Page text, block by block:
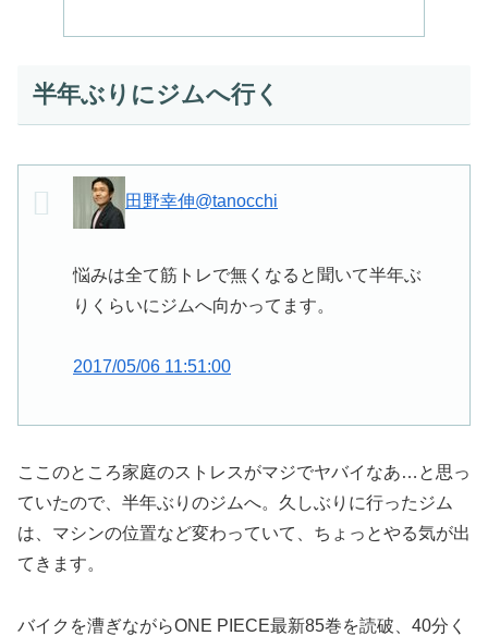
半年ぶりにジムへ行く
田野幸伸@tanocchi
悩みは全て筋トレで無くなると聞いて半年ぶ
りくらいにジムへ向かってます。
2017/05/06 11:51:00
ここのところ家庭のストレスがマジでヤバイなあ…と思っ
ていたので、半年ぶりのジムへ。久しぶりに行ったジム
は、マシンの位置など変わっていて、ちょっとやる気が出
てきます。
バイクを漕ぎながらONE PIECE最新85巻を読破、40分く